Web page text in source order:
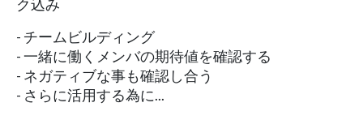
ク込み
- チームビルディング
- 一緒に働くメンバの期待値を確認する
- ネガティブな事も確認し合う
- さらに活用する為に...